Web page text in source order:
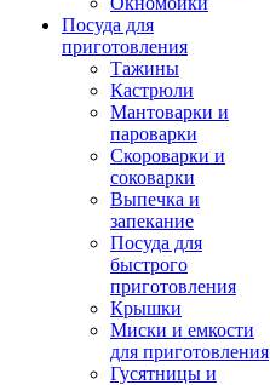
Посуда для
приготовления
Тажины
Кастрюли
Мантоварки и
пароварки
Скороварки и
соковарки
Выпечка и
запекание
Посуда для
быстрого
приготовления
Крышки
Миски и емкости
для приготовления
Гусятницы и